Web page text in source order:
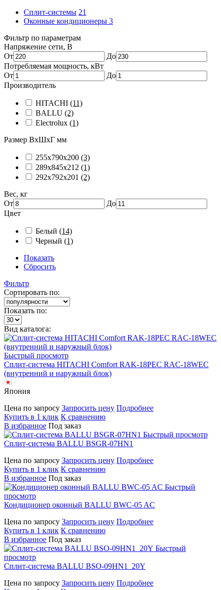
Сплит-системы 21
Оконные кондиционеры 3
Фильтр по параметрам
Напряжение сети, В
От
До
Потребляемая мощность, кВт
От
До
Производитель
HITACHI (11)
BALLU (2)
Electrolux (1)
Размер ВхШхГ мм
255х790х200 (3)
289х845х212 (1)
292х792х201 (2)
Вес, кг
От
До
Цвет
Белый (14)
Черный (1)
Показать
Сбросить
Фильтр
Сортировать по:
Показать по:
Вид каталога:
Быстрый просмотр
Сплит-система HITACHI Comfort RAK-18PEC RAC-18WEC
(внутренний и наружный блок)
Япония
Цена по запросу Запросить цену Подробнее
Купить в 1 клик К сравнению
В избранное Под заказ
Быстрый просмотр
Сплит-система BALLU BSGR-07HN1
Цена по запросу Запросить цену Подробнее
Купить в 1 клик К сравнению
В избранное Под заказ
Быстрый
просмотр
Кондиционер оконный BALLU BWC-05 AC
Цена по запросу Запросить цену Подробнее
Купить в 1 клик К сравнению
В избранное Под заказ
Быстрый
просмотр
Сплит-система BALLU BSO-09HN1_20Y
Цена по запросу Запросить цену Подробнее